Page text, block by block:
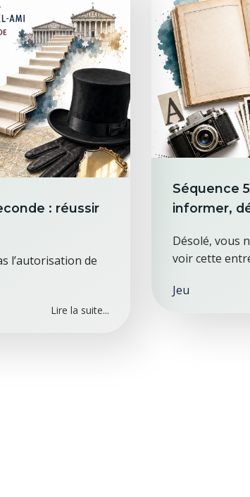
Séquence
informer,
Désolé, vous
voir cette
Jeu
: réussir
l’autorisation de
Lire la suite...